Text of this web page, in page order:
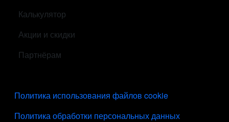
Калькулятор
Акции и скидки
Партнёрам
ПОДВАЛ
Политика использования файлов cookie
Политика обработки персональных данных